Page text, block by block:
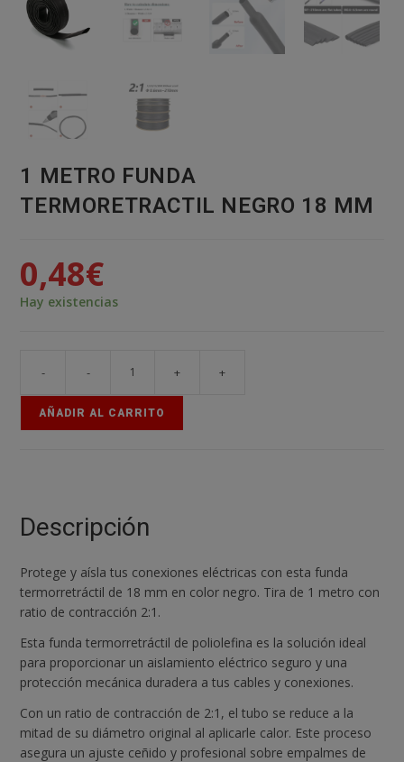
1 METRO FUNDA
TERMORETRACTIL NEGRO 18 MM
0,48€
Hay existencias
- - + +
AÑADIR AL CARRITO
Descripción
Protege y aísla tus conexiones eléctricas con esta funda
termorretráctil de 18 mm en color negro. Tira de 1 metro con
ratio de contracción 2:1.
Esta funda termorretráctil de poliolefina es la solución ideal
para proporcionar un aislamiento eléctrico seguro y una
protección mecánica duradera a tus cables y conexiones.
Con un ratio de contracción de 2:1, el tubo se reduce a la
mitad de su diámetro original al aplicarle calor. Este proceso
asegura un ajuste ceñido y profesional sobre empalmes de